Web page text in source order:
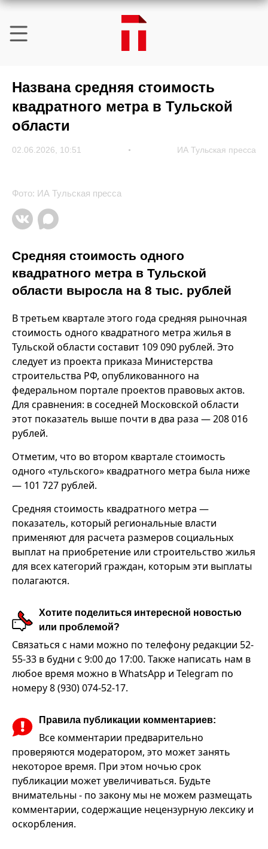
Названа средняя стоимость
квадратного метра в Тульской
области
02.06.2026, 10:51 ИА Тульская пресса
Фото: ИА Тульская пресса
Средняя стоимость одного
квадратного метра в Тульской
области выросла на 8 тыс. рублей
В третьем квартале этого года средняя рыночная
стоимость одного квадратного метра жилья в
Тульской области составит 109 090 рублей. Это
следует из проекта приказа Министерства
строительства РФ, опубликованного на
федеральном портале проектов правовых актов.
Для сравнения: в соседней Московской области
этот показатель выше почти в два раза — 208 016
рублей.
Отметим, что во втором квартале стоимость
одного «тульского» квадратного метра была ниже
— 101 727 рублей.
Средняя стоимость квадратного метра —
показатель, который региональные власти
применяют для расчета размеров социальных
выплат на приобретение или строительство жилья
для всех категорий граждан, которым эти выплаты
полагаются.
Хотите поделиться интересной новостью
или проблемой?
Связаться с нами можно по телефону редакции 52-
55-33 в будни с 9:00 до 17:00. Также написать нам в
любое время можно в WhatsApp и Telegram по
номеру 8 (930) 074-52-17.
Правила публикации комментариев:
Все комментарии предварительно
проверяются модератором, это может занять
некоторое время. При этом ночью срок
публикации может увеличиваться. Будьте
внимательны - по закону мы не можем размещать
комментарии, содержащие нецензурную лексику и
оскорбления.